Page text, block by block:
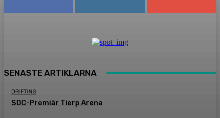
SENASTE ARTIKLARNA
DRIFTING
SDC-Premiär Tierp Arena